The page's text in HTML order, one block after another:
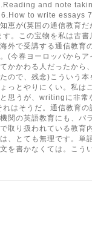
and note
to write essays
恵が(英国の通信教育
す。この宝物を私は古
外で受講する通信教育
(今春ヨーロッパから
かかわる人だったから
ので、残念)こういう
っとやりにくい。私は
思うが、writingに非
はそうだ。通信教育
関の英語教育にも、パ
取り扱われている教育
、とても無理です。単
を書かなくては。こう